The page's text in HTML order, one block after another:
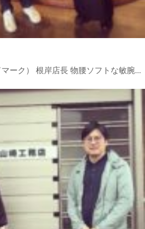
ーク） 根岸店長 物腰ソフトな敏腕...